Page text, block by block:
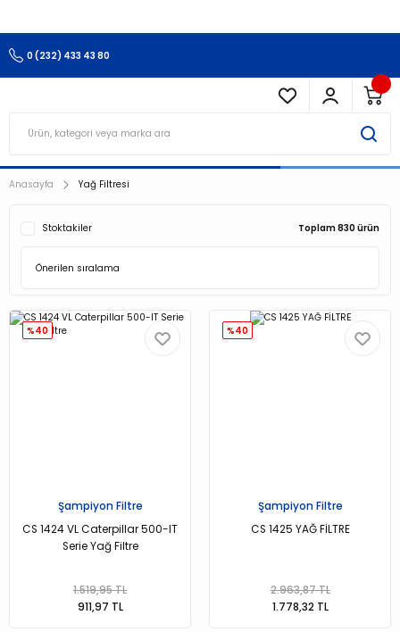
0 (232) 433 43 80
Anasayfa Yağ Filtresi
Stoktakiler Toplam 830 ürün
%40
Şampiyon Filtre
CS 1424 VL Caterpillar 500-IT
Serie Yağ Filtre
1.519,95 TL
911,97 TL
%40
Şampiyon Filtre
CS 1425 YAĞ FİLTRE
2.963,87 TL
1.778,32 TL